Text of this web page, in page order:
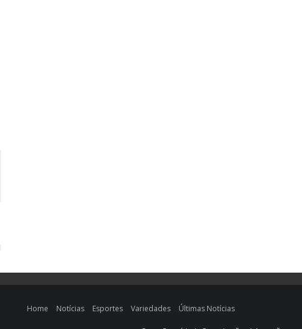
Home Notícias Esportes Variedades Últimas Notícias